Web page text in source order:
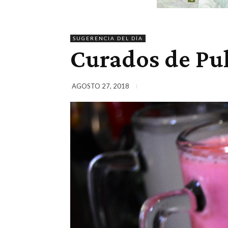
SUGERENCIA DEL DÍA
Curados de
AGOSTO 27, 2018